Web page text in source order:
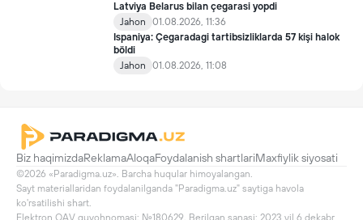
Latviya Belarus bilan çegarasi yopdi
Jahon
01.08.2026, 11:36
Ispaniya: Çegaradagi tartibsizliklarda 57 kişi halok
böldi
Jahon
01.08.2026, 11:08
Biz haqimizdaReklamaAloqaFoydalanish shartlariMaxfiylik siyosati
©2026 «Paradigma.uz». Barcha huqular himoyalangan.
Sayt materiallaridan foydalanilganda "Paradigma.uz" saytiga havola
ko'rsatilishi shart.
Elektron OAV guvohnomasi: №180629. Berilgan sanasi: 2023 yil 6 dekabr